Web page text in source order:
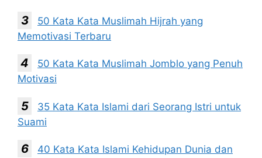
50 Kata Kata Muslimah Hijrah yang
Memotivasi Terbaru
50 Kata Kata Muslimah Jomblo yang Penuh
Motivasi
35 Kata Kata Islami dari Seorang Istri untuk
Suami
40 Kata Kata Islami Kehidupan Dunia dan